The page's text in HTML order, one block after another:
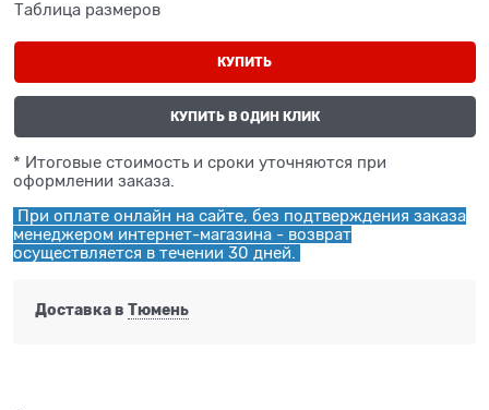
Таблица размеров
КУПИТЬ
КУПИТЬ В ОДИН КЛИК
* Итоговые стоимость и сроки уточняются при
оформлении заказа.
При оплате онлайн на сайте, без подтверждения заказа
менеджером интернет-магазина - возврат
осуществляется в течении 30 дней.
Доставка в Тюмень